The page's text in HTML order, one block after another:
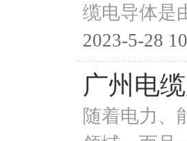
缆电导体是
2023-5-28
广州电
随着电力、